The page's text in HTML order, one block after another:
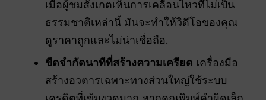
เมื่อผู้ชมสังเกตเห็นการเคลื่อนไหวที่ไม่เป็น
ธรรมชาติเหล่านี้ มันจะทำให้วิดีโอของคุณ
ดูราคาถูกและไม่น่าเชื่อถือ.
ขีดจำกัดนาทีที่สร้างความเครียด เครื่องมือ
สร้างอวตารเฉพาะทางส่วนใหญ่ใช้ระบบ